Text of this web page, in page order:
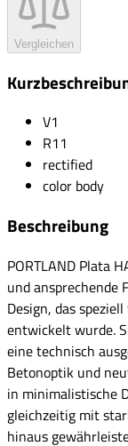
Vergleichen
V1
R11
rectified
color body
Beschreibung
PORTLAND Plata
und ansprechende
Design, das
entwickelt wurde.
eine technisch
Betonoptik und
in minimalistische
gleichzeitig mit
hinaus